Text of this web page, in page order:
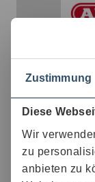
Zustimmung
Diese
Wir
zu
anbieten zu